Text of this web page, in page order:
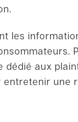
les
dédié aux
entretenir une